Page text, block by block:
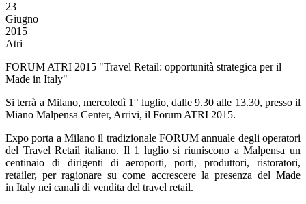
23
Giugno
2015
Atri
FORUM ATRI 2015 "Travel Retail: opportunità strategica per il
Made in Italy"
Si terrà a Milano, mercoledì 1° luglio, dalle 9.30 alle 13.30, presso il
Miano Malpensa Center, Arrivi, il Forum ATRI 2015.
Expo porta a Milano il tradizionale FORUM annuale degli operatori
del Travel Retail italiano. Il 1 luglio si riuniscono a Malpensa un
centinaio di dirigenti di aeroporti, porti, produttori, ristoratori,
retailer, per ragionare su come accrescere la presenza del Made
in Italy nei canali di vendita del travel retail.